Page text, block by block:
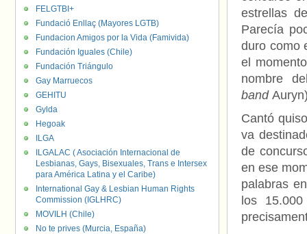
estrellas
Parecía
duro como
el
nombre
band
Cantó
va
de
en ese
palabras
los
FELGTBI+
Fundació Enllaç (Mayores LGTB)
Fundacion Amigos por la Vida (Famivida)
Fundación Iguales (Chile)
Fundación Triángulo
Gay Marruecos
GEHITU
Gylda
Hegoak
ILGA
ILGALAC ( Asociación Internacional de
Lesbianas, Gays, Bisexuales, Trans e Intersex
para América Latina y el Caribe)
International Gay & Lesbian Human Rights
Commission (IGLHRC)
MOVILH (Chile)
No te prives (Murcia, España)